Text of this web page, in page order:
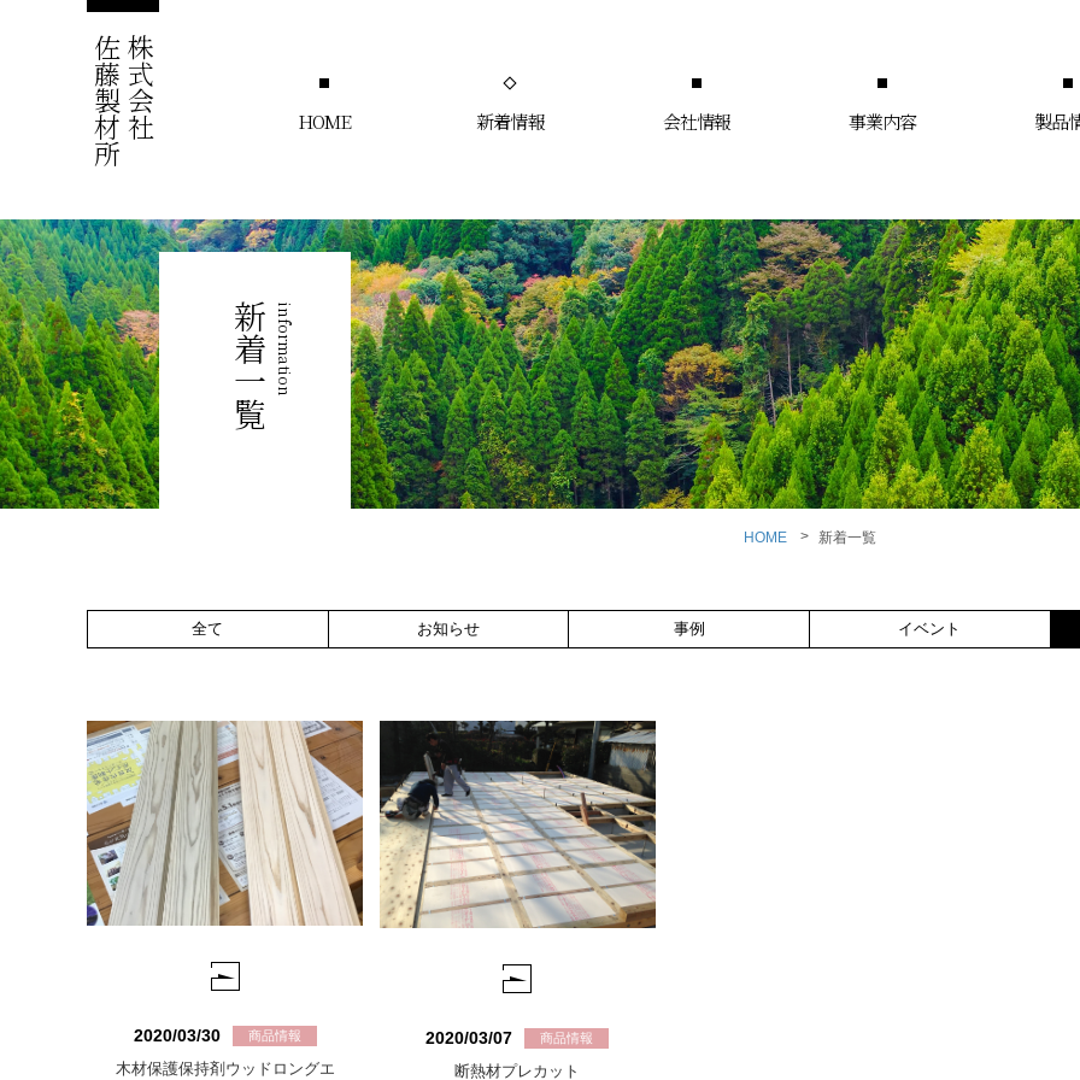
株式会社
佐藤製材所 HOME 新着情報 会社情報 事業内容 製品
information
新着一覧
HOME 新着一覧
全て お知らせ 事例 イベント
2020/03/30 商品情報
木材保護保持剤ウッドロングエ
2020/03/07 商品情報
断熱材プレカット